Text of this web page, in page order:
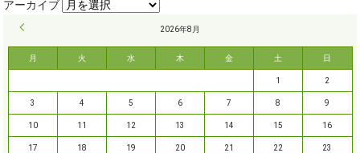
2026年8月
月 火 水 木 金 土 日
1 2
3 4 5 6 7 8 9
10 11 12 13 14 15 16
17 18 19 20 21 22 23